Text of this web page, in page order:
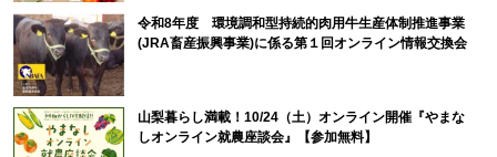
令和8年度 環境調和型持続的肉用牛生産体制推進事業
(JRA畜産振興事業)に係る第１回オンライン情報交換会
山梨暮らし満載！10/24（土）オンライン開催『やまな
しオンライン就農座談会』【参加無料】